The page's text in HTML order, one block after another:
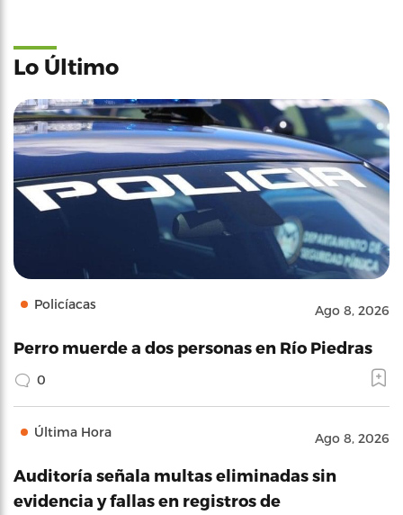
Lo Último
Policíacas Ago 8, 2026
Perro muerde a dos personas en Río Piedras
0
Última Hora Ago 8, 2026
Auditoría señala multas eliminadas sin
evidencia y fallas en registros de